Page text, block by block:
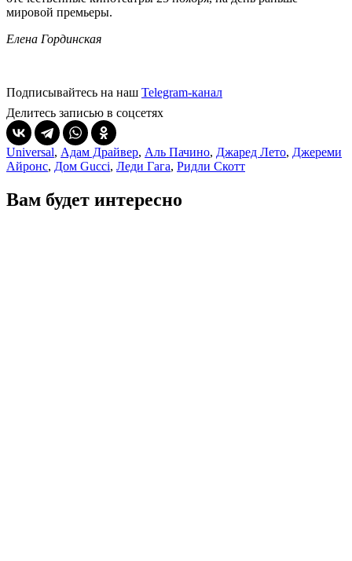
мировой премьеры.
Елена Гординская
Подписывайтесь на наш Telegram-канал
Делитесь записью в соцсетях
Universal, Адам Драйвер, Аль Пачино, Джаред Лето, Джереми
Айронс, Дом Gucci, Леди Гага, Ридли Скотт
Вам будет интересно